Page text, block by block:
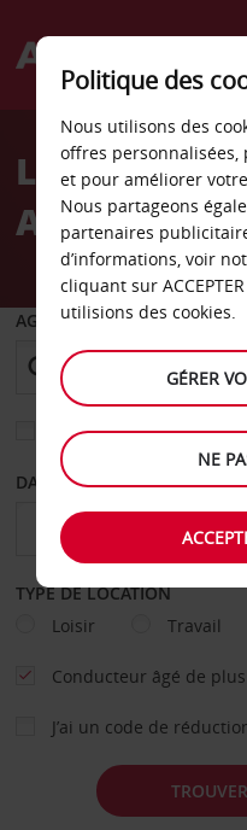
Welcome
AvisLocation
Allen
AGENCE DE DÉPART
Sélectionnez une
DATE DE DÉPART
TYPE DE LOCATION
Loisir
Travail
Conducteur âgé de
J’ai un code de
Politique des
Nous utilisons des
offres
et pour améliorer
Nous partageons
partenaires
d’informations, voir
cliquant sur
utilisions des cookies.
GÉRER
NE